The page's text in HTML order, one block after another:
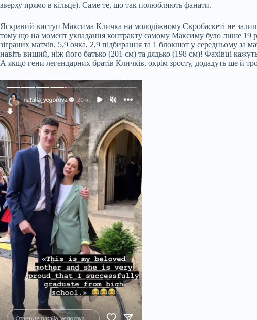
зверху прямо в кільце). Саме те, що так полюбляють фанати.
Яскравий виступ Максима Кличка на молодіжному Євробаскеті не
тому що на момент укладання контракту самому Максиму було лише 19
зіграних матчів, 5,9 очка, 2,9 підбирання та 1 блокшот у середньому за
навіть вищий, ніж його батько (201 см) та дядько (198 см)! Фахівці
А якщо гени легендарних братів Кличків, окрім зросту, додадуть ще й